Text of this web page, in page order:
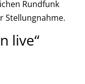
Rundfunk
Stellungnahme.
live“